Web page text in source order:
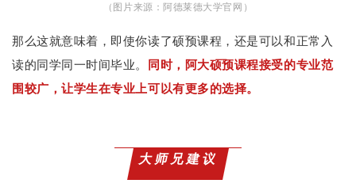
（图片来源：阿德莱德大学官网）
那么这就意味着，即使你读了硕预课程，还是可以和正常入
读的同学同一时间毕业。
同时，阿大硕预课程接受的专业范
围较广，让学生在专业上可以有更多的选择。
大师兄建议